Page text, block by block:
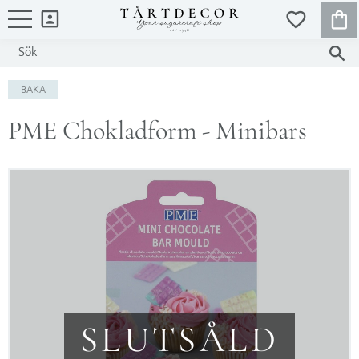
FAVORITER
BAKA
PME Chokladform - Minibars
SLUTSÅLD